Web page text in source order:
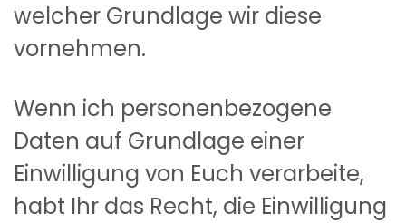
welcher Grundlage wir diese
vornehmen.
Wenn ich personenbezogene
Daten auf Grundlage einer
Einwilligung von Euch verarbeite,
habt Ihr das Recht, die Einwilligung